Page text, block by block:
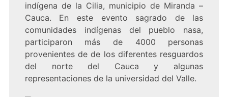
indígena de la Cilia, municipio de Miranda –
Cauca. En este evento sagrado de las
comunidades indígenas del pueblo nasa,
participaron más de 4000 personas
provenientes de de los diferentes resguardos
del norte del Cauca y algunas
representaciones de la universidad del Valle.